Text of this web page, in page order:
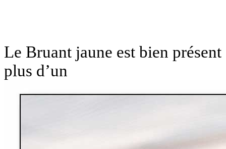
Le Bruant jaune est bien
plus d’un